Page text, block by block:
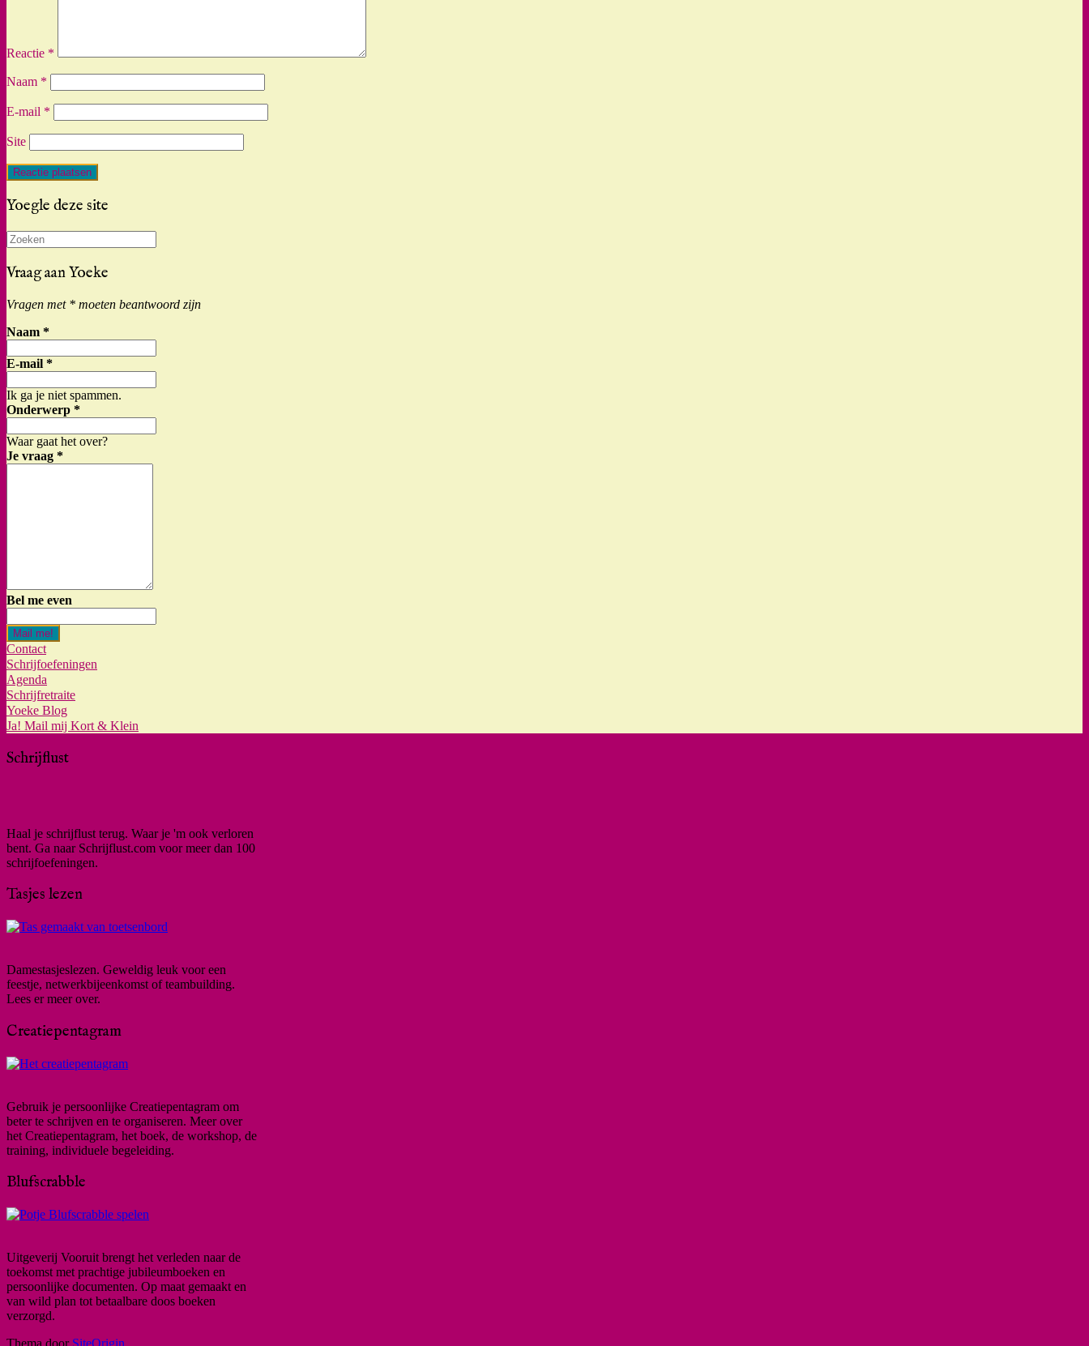
Reactie *
Naam *
E-mail *
Site
Yoegle deze site
Zoeken
naar:
Vraag aan Yoeke
Vragen met * moeten beantwoord zijn
Naam *
E-mail *
Ik ga je niet spammen.
Onderwerp *
Waar gaat het over?
Je vraag *
Bel me even
Mail me!
Contact
Schrijfoefeningen
Agenda
Schrijfretraite
Yoeke Blog
Ja! Mail mij Kort & Klein
Schrijflust
Haal je schrijflust terug. Waar je 'm ook verloren
bent. Ga naar Schrijflust.com voor meer dan 100
schrijfoefeningen.
Tasjes lezen
Damestasjeslezen. Geweldig leuk voor een
feestje, netwerkbijeenkomst of teambuilding.
Lees er meer over.
Creatiepentagram
Gebruik je persoonlijke Creatiepentagram om
beter te schrijven en te organiseren. Meer over
het Creatiepentagram, het boek, de workshop, de
training, individuele begeleiding.
Blufscrabble
Uitgeverij Vooruit brengt het verleden naar de
toekomst met prachtige jubileumboeken en
persoonlijke documenten. Op maat gemaakt en
van wild plan tot betaalbare doos boeken
verzorgd.
Thema door SiteOrigin